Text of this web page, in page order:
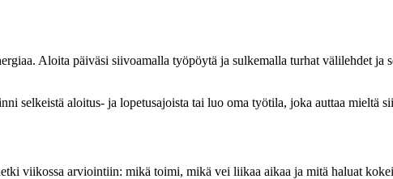
Aloita päiväsi siivoamalla työpöytä ja sulkemalla turhat välilehdet
selkeistä aloitus- ja lopetusajoista tai luo oma työtila, joka auttaa mieltä
viikossa arviointiin: mikä toimi, mikä vei liikaa aikaa ja mitä haluat